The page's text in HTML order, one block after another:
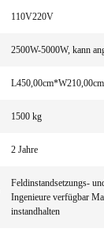
110V220V
2500W-5000W, kann
1500 kg
2 Jahre
Feldinstandsetzungs-
Ingenieure verfügbar
instandhalten